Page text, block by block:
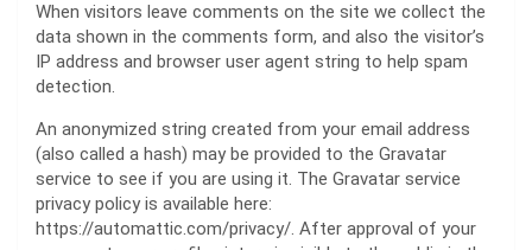
When visitors leave comments on the site we collect the
data shown in the comments form, and also the visitor’s
IP address and browser user agent string to help spam
detection.
An anonymized string created from your email address
(also called a hash) may be provided to the Gravatar
service to see if you are using it. The Gravatar service
privacy policy is available here:
https://automattic.com/privacy/. After approval of your